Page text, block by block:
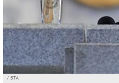
/ БТА